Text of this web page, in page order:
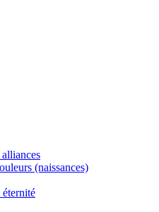
(naissances)